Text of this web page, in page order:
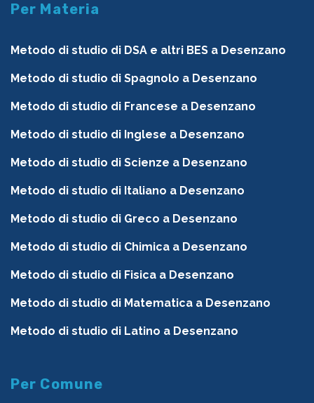
Per Materia
Metodo di studio di DSA e altri BES a Desenzano
Metodo di studio di Spagnolo a Desenzano
Metodo di studio di Francese a Desenzano
Metodo di studio di Inglese a Desenzano
Metodo di studio di Scienze a Desenzano
Metodo di studio di Italiano a Desenzano
Metodo di studio di Greco a Desenzano
Metodo di studio di Chimica a Desenzano
Metodo di studio di Fisica a Desenzano
Metodo di studio di Matematica a Desenzano
Metodo di studio di Latino a Desenzano
Per Comune